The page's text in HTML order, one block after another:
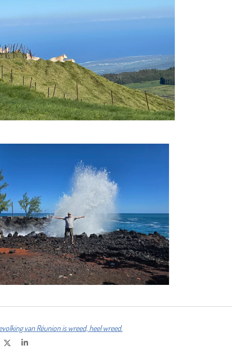
van Réunion is wreed, heel wreed.
D
S